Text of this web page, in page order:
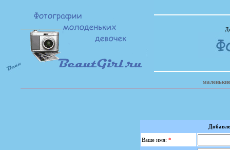
Ваше имя: *